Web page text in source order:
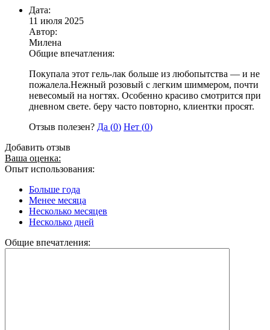
Дата:
11 июля 2025
Автор:
Милена
Общие впечатления:
Покупала этот гель-лак больше из любопытства — и не
пожалела.Нежный розовый с легким шиммером, почти
невесомый на ногтях. Особенно красиво смотрится при
дневном свете. беру часто повторно, клиентки просят.
Отзыв полезен? Да (0) Нет (0)
Добавить отзыв
Ваша оценка:
Опыт использования:
Больше года
Менее месяца
Несколько месяцев
Несколько дней
Общие впечатления: